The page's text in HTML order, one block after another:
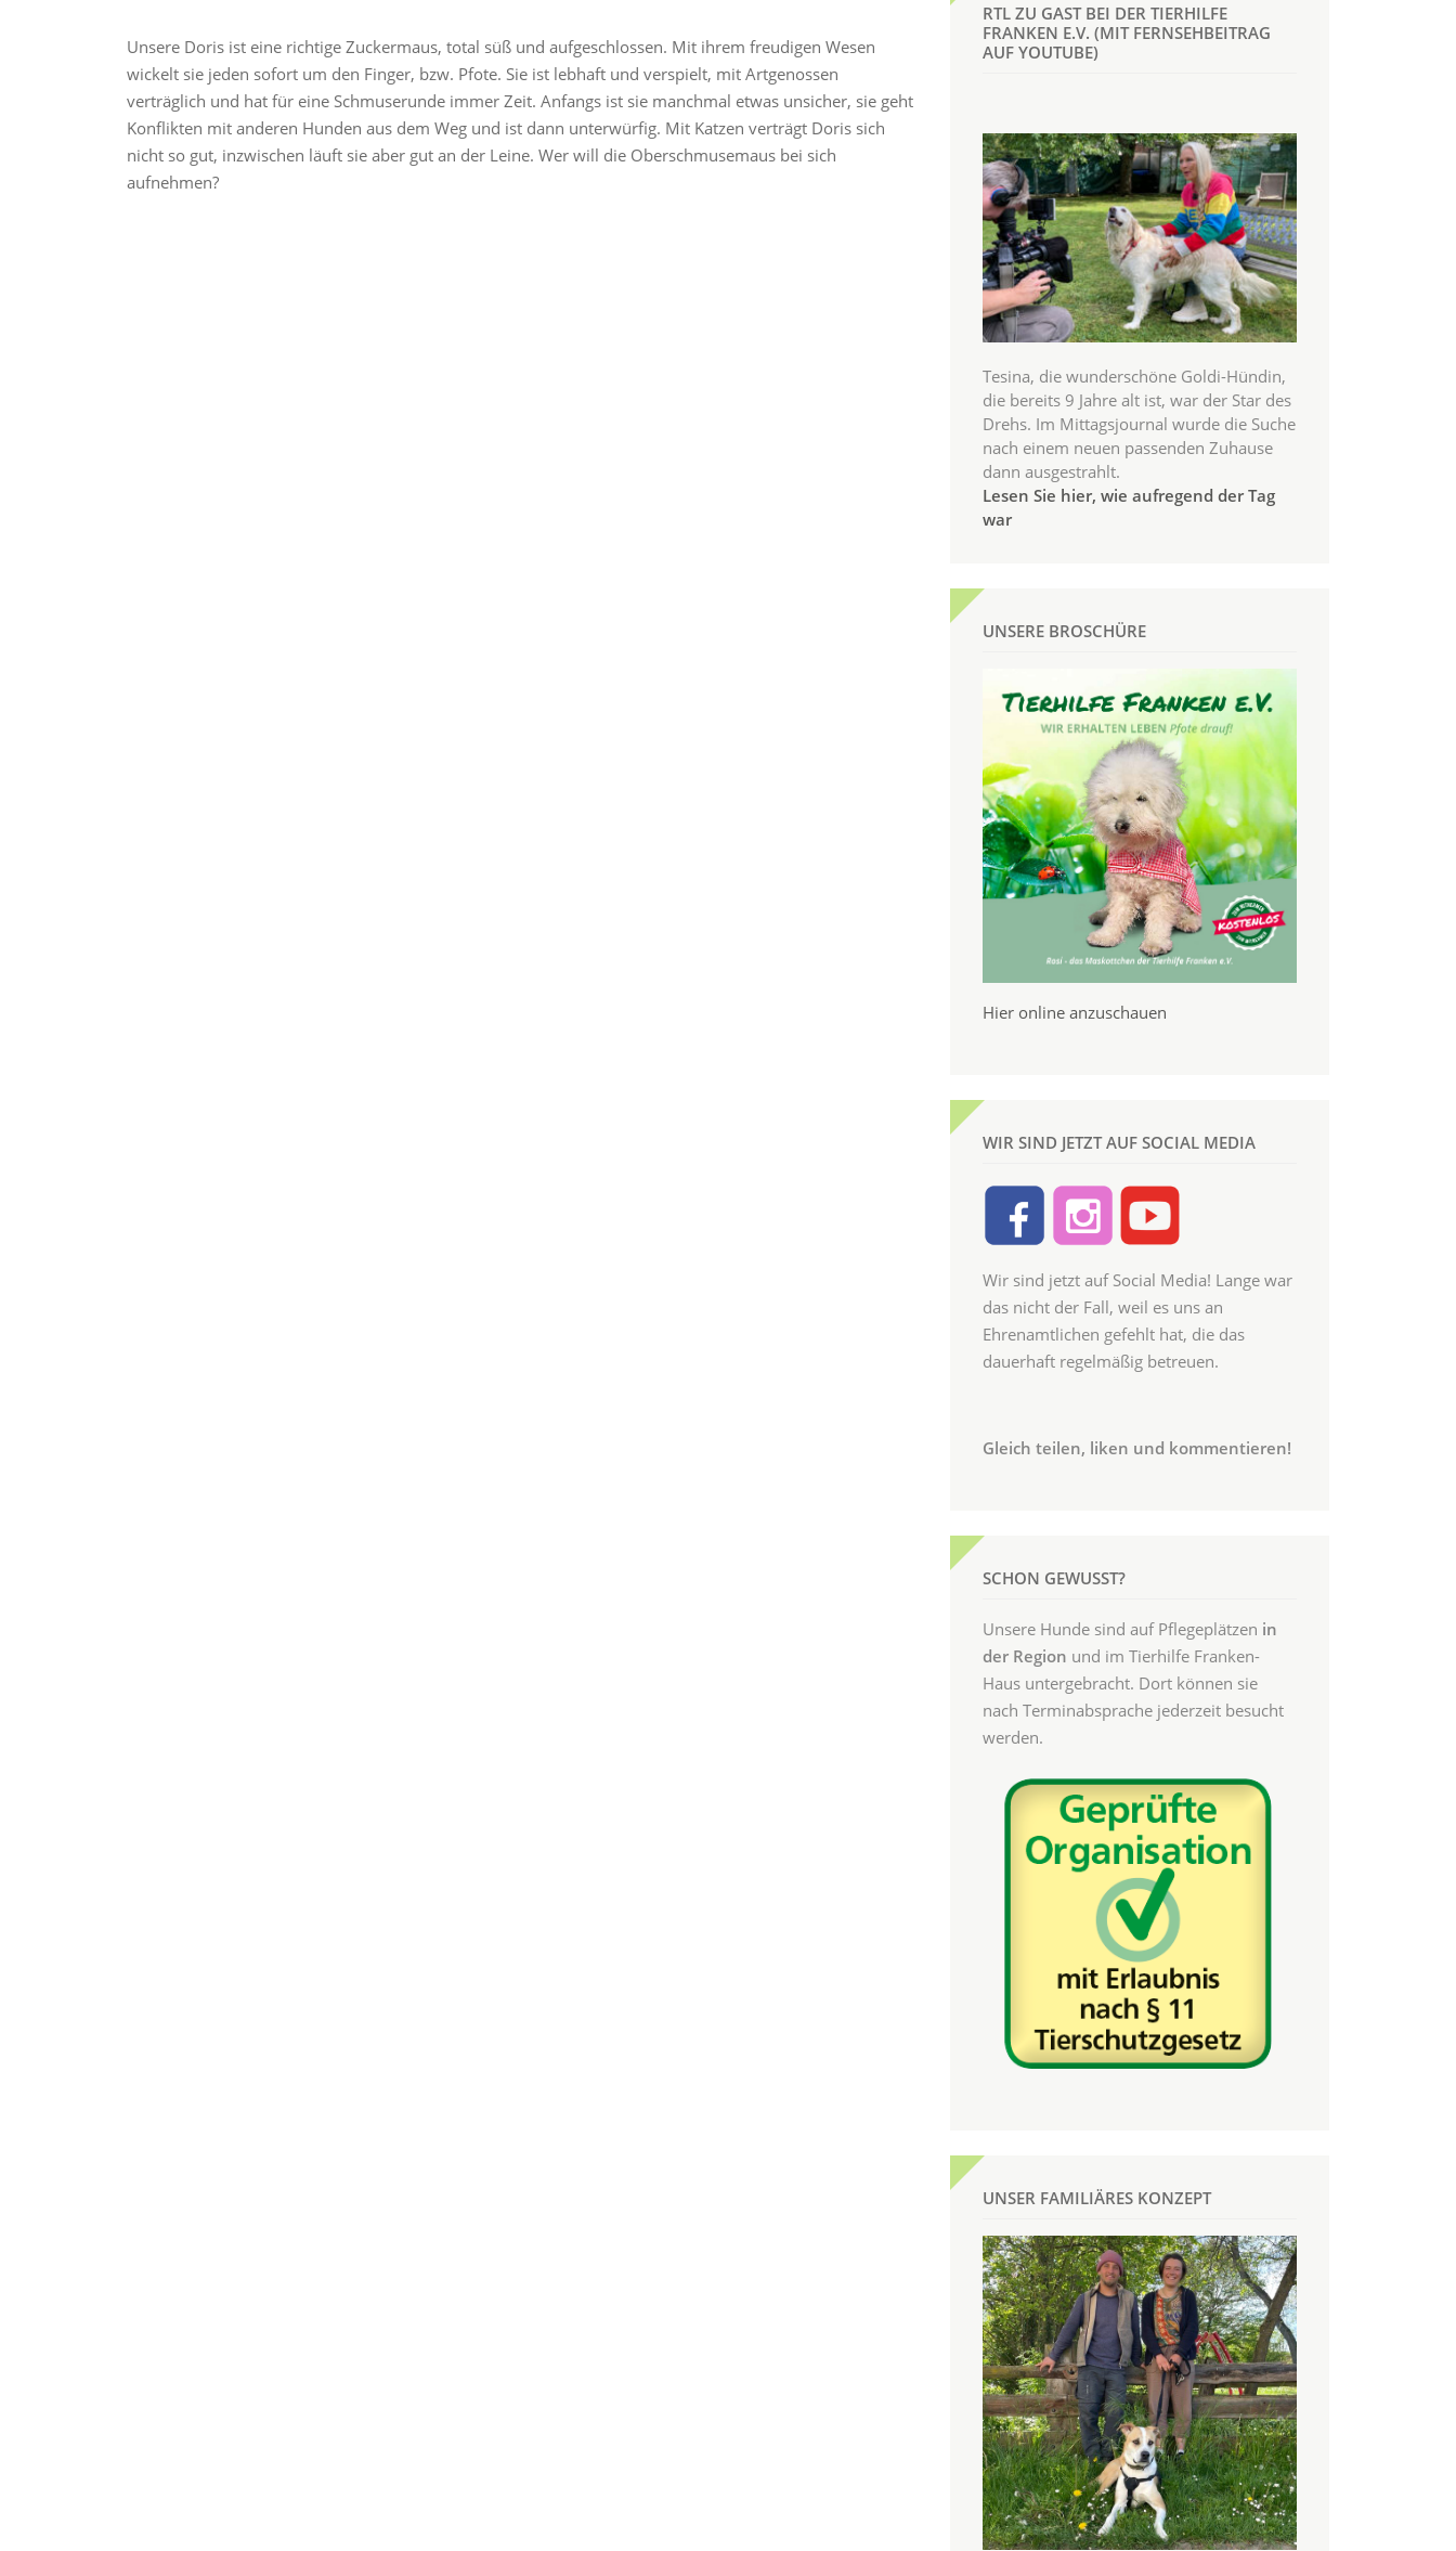
Unsere Doris ist eine richtige Zuckermaus, total süß und aufgeschlossen. Mit ihrem freudigen Wesen
wickelt sie jeden sofort um den Finger, bzw. Pfote. Sie ist lebhaft und verspielt, mit Artgenossen
verträglich und hat für eine Schmuserunde immer Zeit. Anfangs ist sie manchmal etwas unsicher, sie geht
Konflikten mit anderen Hunden aus dem Weg und ist dann unterwürfig. Mit Katzen verträgt Doris sich
nicht so gut, inzwischen läuft sie aber gut an der Leine. Wer will die Oberschmusemaus bei sich
aufnehmen?
RTL ZU GAST BEI DER TIERHILFE
FRANKEN E.V. (MIT FERNSEHBEITRAG
AUF YOUTUBE)
Tesina, die wunderschöne Goldi-Hündin,
die bereits 9 Jahre alt ist, war der Star des
Drehs. Im Mittagsjournal wurde die Suche
nach einem neuen passenden Zuhause
dann ausgestrahlt.
Lesen Sie hier, wie aufregend der Tag
war
UNSERE BROSCHÜRE
Hier online anzuschauen
WIR SIND JETZT AUF SOCIAL MEDIA
Wir sind jetzt auf Social Media! Lange war
das nicht der Fall, weil es uns an
Ehrenamtlichen gefehlt hat, die das
dauerhaft regelmäßig betreuen.
Gleich teilen, liken und kommentieren!
SCHON GEWUSST?
Unsere Hunde sind auf Pflegeplätzen in
der Region und im Tierhilfe Franken-
Haus untergebracht. Dort können sie
nach Terminabsprache jederzeit besucht
werden.
UNSER FAMILIÄRES KONZEPT